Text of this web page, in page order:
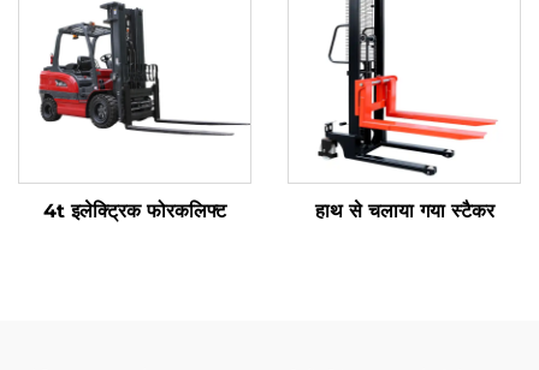
4t इलेक्ट्रिक फोरकलिफ्ट हाथ से चलाया गया स्टैकर